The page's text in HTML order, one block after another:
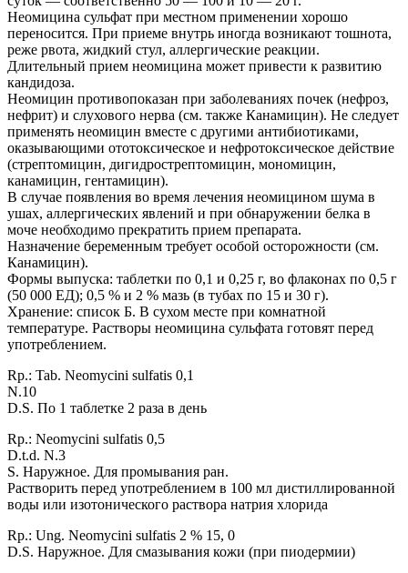
Неомицина сульфат при местном применении хорошо
переносится. При приеме внутрь иногда возникают тошнота,
реже рвота, жидкий стул, аллергические реакции.
Длительный прием неомицина может привести к развитию
кандидоза.
Неомицин противопоказан при заболеваниях почек (нефроз,
нефрит) и слухового нерва (см. также Канамицин). Не следует
применять неомицин вместе с другими антибиотиками,
оказывающими ототоксическое и нефротоксическое действие
(стрептомицин, дигидрострептомицин, мономицин,
канамицин, гентамицин).
В случае появления во время лечения неомицином шума в
ушах, аллергических явлений и при обнаружении белка в
моче необходимо прекратить прием препарата.
Назначение беременным требует особой осторожности (см.
Канамицин).
Формы выпуска: таблетки по 0,1 и 0,25 г, во флаконах по 0,5 г
(50 000 ЕД); 0,5 % и 2 % мазь (в тубах по 15 и 30 г).
Хранение: список Б. В сухом месте при комнатной
температуре. Растворы неомицина сульфата готовят перед
употреблением.
Rp.: Tab. Neomycini sulfatis 0,1
N.10
D.S. По 1 таблетке 2 раза в день
Rp.: Neomycini sulfatis 0,5
D.t.d. N.3
S. Наружное. Для промывания ран.
Растворить перед употреблением в 100 мл дистиллированной
воды или изотонического раствора натрия хлорида
Rр.: Ung. Neomycini sulfatis 2 % 15, 0
D.S. Наружное. Для смазывания кожи (при пиодермии)